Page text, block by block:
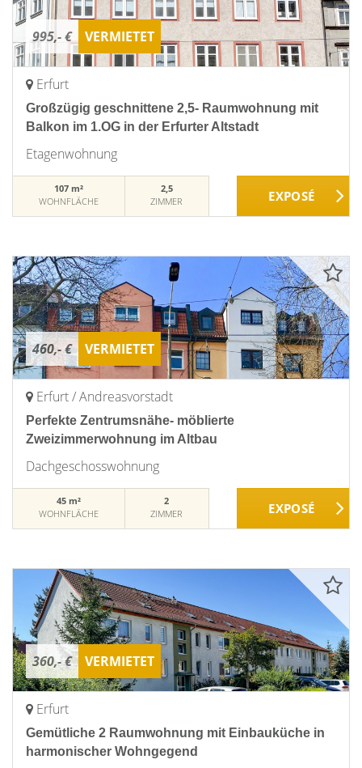
995,- € VERMIETET
Erfurt
Großzügig geschnittene 2,5- Raumwohnung mit
Balkon im 1.OG in der Erfurter Altstadt
Etagenwohnung
107 m²
WOHNFLÄCHE
2,5
ZIMMER
460,- € VERMIETET
Erfurt / Andreasvorstadt
Perfekte Zentrumsnähe- möblierte
Zweizimmerwohnung im Altbau
Dachgeschosswohnung
45 m²
WOHNFLÄCHE
2
ZIMMER
360,- € VERMIETET
Erfurt
Gemütliche 2 Raumwohnung mit Einbauküche in
harmonischer Wohngegend